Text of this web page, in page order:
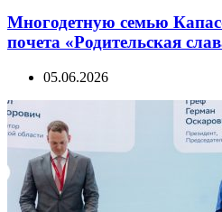
Многодетную семью
почета «Родительская
05.06.2026